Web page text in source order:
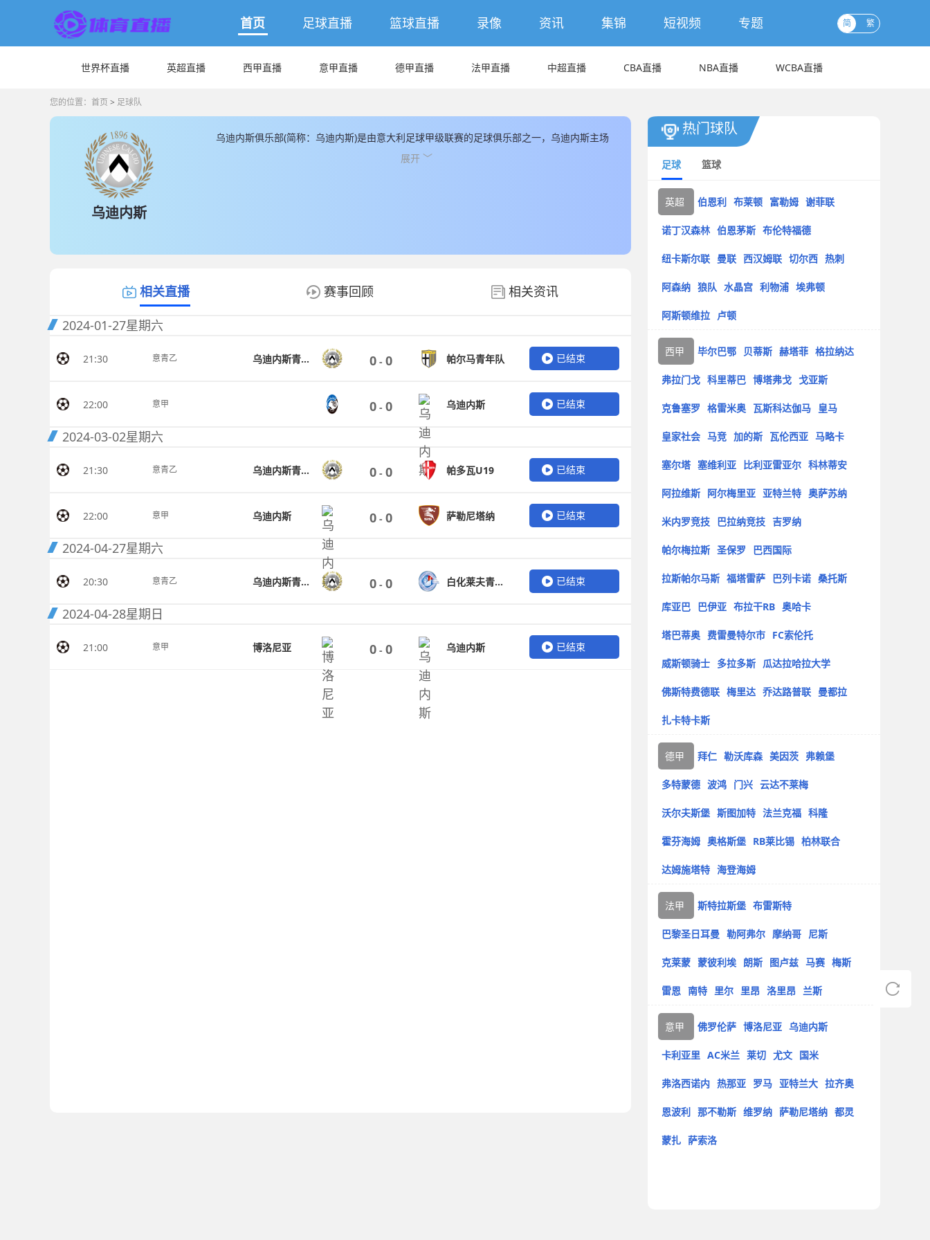
首页 足球直播 篮球直播 录像 资讯 集锦 短视频 专题 简 繁
世界杯直播 英超直播 西甲直播 意甲直播 德甲直播 法甲直播 中超直播 CBA直播 NBA直播 WCBA直播
您的位置： 首页 > 足球队
乌迪内斯
乌迪内斯俱乐部(简称：乌迪内斯)是由意大利足球甲级联赛的足球俱乐部之一，乌迪内斯主场
馆是位于弗留利球场， 乌迪内斯成立于1896，乌迪内斯球队总评估市值为169000000(€)，乌
迪内斯球员总数为32人，乌迪内斯球队队员中，现有国家队球员人数有9人， 另外非本土球员
展开 ﹀
相关直播 赛事回顾 相关资讯
2024-01-27星期六
21:30 意青乙 乌迪内斯青年队 0 - 0 帕尔马青年队 已结束
22:00 意甲 0 - 0 乌迪内斯 已结束
2024-03-02星期六
21:30 意青乙 乌迪内斯青年队 0 - 0 帕多瓦U19 已结束
22:00 意甲 乌迪内斯 0 - 0 萨勒尼塔纳 已结束
2024-04-27星期六
20:30 意青乙 乌迪内斯青年队 0 - 0 白化莱夫青年队 已结束
2024-04-28星期日
21:00 意甲 博洛尼亚 0 - 0 乌迪内斯 已结束
热门球队
足球 篮球
英超 伯恩利 布莱顿 富勒姆 谢菲联
诺丁汉森林 伯恩茅斯 布伦特福德
纽卡斯尔联 曼联 西汉姆联 切尔西 热刺
阿森纳 狼队 水晶宫 利物浦 埃弗顿
阿斯顿维拉 卢顿
西甲 毕尔巴鄂 贝蒂斯 赫塔菲 格拉纳达
弗拉门戈 科里蒂巴 博塔弗戈 戈亚斯
克鲁塞罗 格雷米奥 瓦斯科达伽马 皇马
皇家社会 马竞 加的斯 瓦伦西亚 马略卡
塞尔塔 塞维利亚 比利亚雷亚尔 科林蒂安
阿拉维斯 阿尔梅里亚 亚特兰特 奥萨苏纳
米内罗竞技 巴拉纳竞技 吉罗纳
帕尔梅拉斯 圣保罗 巴西国际
拉斯帕尔马斯 福塔雷萨 巴列卡诺 桑托斯
库亚巴 巴伊亚 布拉干RB 奥哈卡
塔巴蒂奥 费雷曼特尔市 FC索伦托
威斯顿骑士 多拉多斯 瓜达拉哈拉大学
佛斯特费德联 梅里达 乔达路普联 曼都拉
扎卡特卡斯
德甲 拜仁 勒沃库森 美因茨 弗赖堡
多特蒙德 波鸿 门兴 云达不莱梅
沃尔夫斯堡 斯图加特 法兰克福 科隆
霍芬海姆 奥格斯堡 RB莱比锡 柏林联合
达姆施塔特 海登海姆
法甲 斯特拉斯堡 布雷斯特
巴黎圣日耳曼 勒阿弗尔 摩纳哥 尼斯
克莱蒙 蒙彼利埃 朗斯 图卢兹 马赛 梅斯
雷恩 南特 里尔 里昂 洛里昂 兰斯
意甲 佛罗伦萨 博洛尼亚 乌迪内斯
卡利亚里 AC米兰 莱切 尤文 国米
弗洛西诺内 热那亚 罗马 亚特兰大 拉齐奥
恩波利 那不勒斯 维罗纳 萨勒尼塔纳 都灵
蒙扎 萨索洛